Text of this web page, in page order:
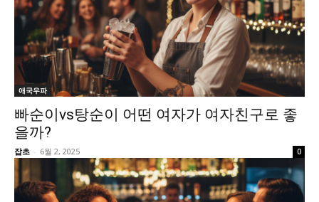
애국우파
빠순이vs탕순이 어떤 여자가 여자친구로 좋
을까?
잡초 - 6월 2, 2025 0